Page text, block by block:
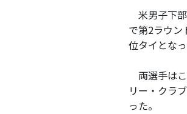
米男子下
で第2ラウン
位タイとなっ
両選手は
リー・クラ
った。